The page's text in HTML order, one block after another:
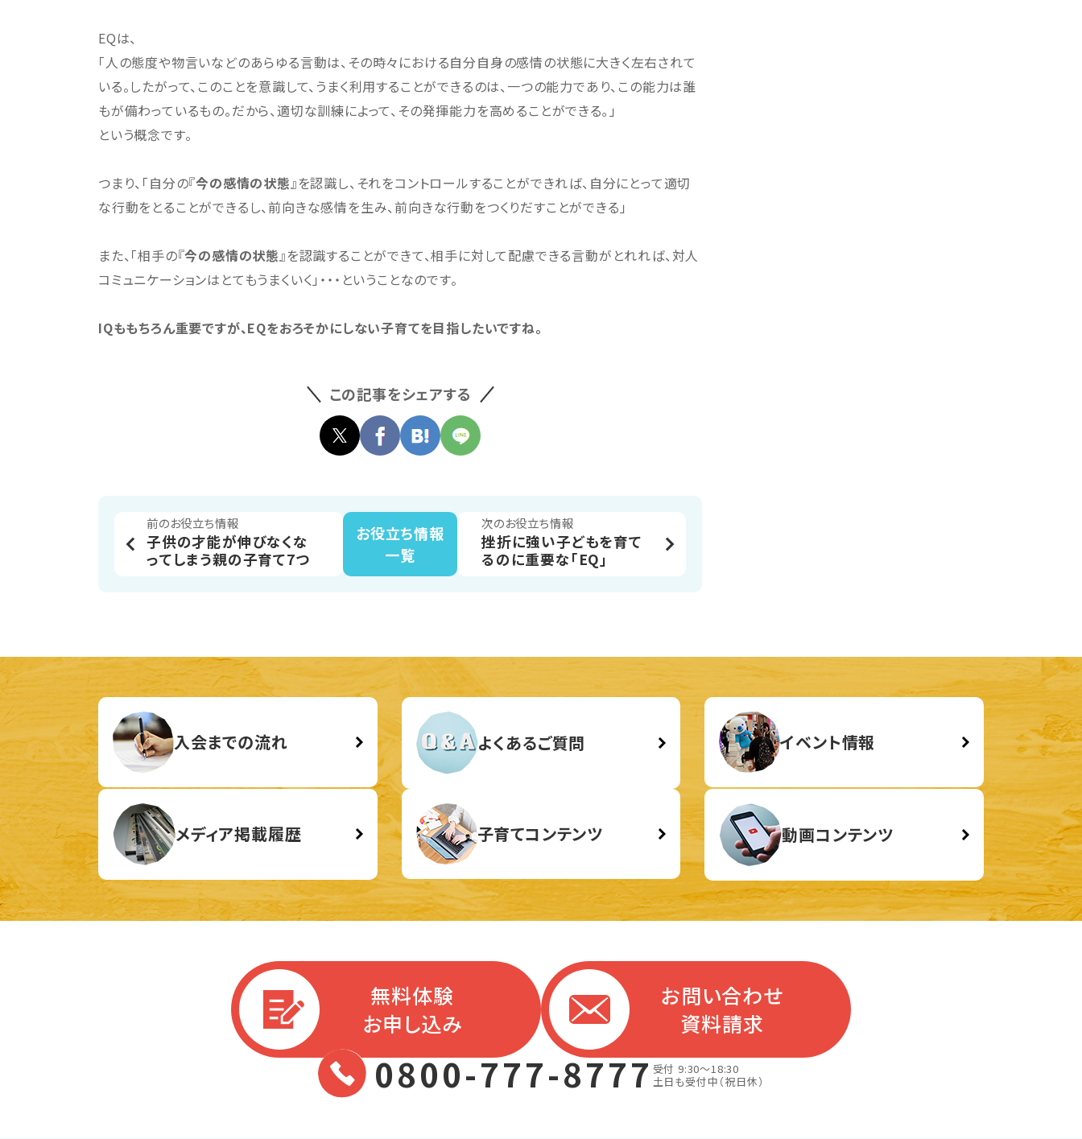
EQは、
「人の態度や物言いなどのあらゆる言動は、その時々における自分自身の感情の状態に大きく左右されて
いる。したがって、このことを意識して、うまく利用することができるのは、一つの能力であり、この能力は誰
もが備わっているもの。だから、適切な訓練によって、その発揮能力を高めることができる｡」
という概念です。
つまり、「自分の『今の感情の状態 』を認識し、それをコントロールすることができれば、自分にとって適切
な行動をとることができるし、前向きな感情を生み、前向きな行動をつくりだすことができる」
また、「相手の『今の感情の状態 』を認識することができて、相手に対して配慮できる言動がとれれば、対人
コミュニケーションはとてもうまくいく」・・・ということなのです。
IQももちろん重要ですが、EQをおろそかにしない子育てを目指したいですね。
この記事をシェアする
前のお役立ち情報
子供の才能が伸びなくな
ってしまう親の子育て7つ
お役立ち情報
一覧
次のお役立ち情報
挫折に強い子どもを育て
るのに重要な「EQ」
入会までの流れ よくあるご質問 イベント情報
メディア掲載履歴 子育てコンテンツ 動画コンテンツ
無料体験
お申し込み
お問い合わせ
資料請求
0800-777-8777受付 9:30～18:30
土日も受付中（祝日休）